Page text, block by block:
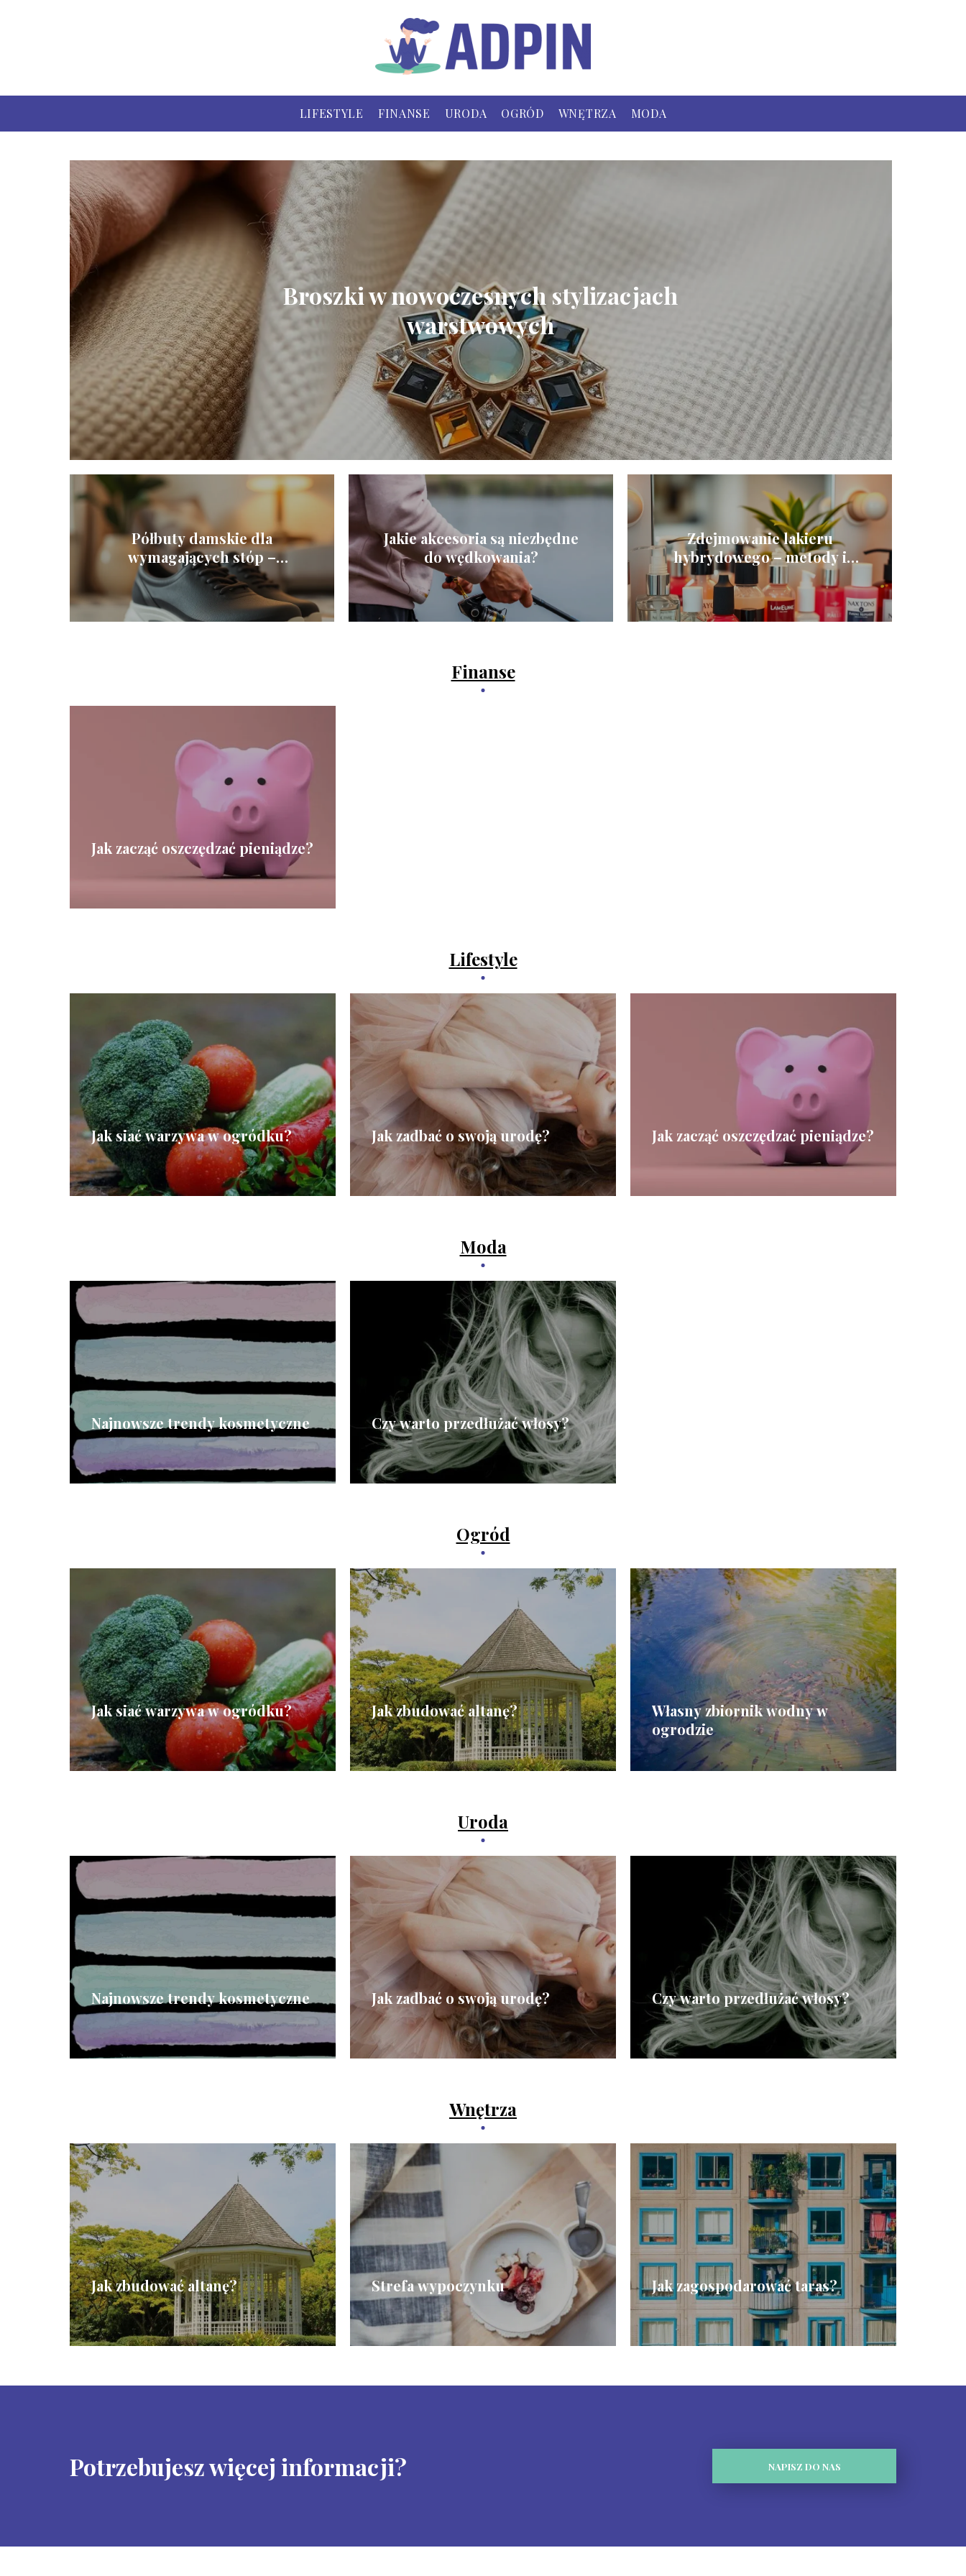
LIFESTYLE FINANSE URODA OGRÓD WNĘTRZA MODA
Broszki w nowoczesnych stylizacjach
warstwowych
Półbuty damskie dla
wymagających stóp –
najlepsze modele z
amortyzacją i wsparciem
łuku
Jakie akcesoria są niezbędne
do wędkowania?
Zdejmowanie lakieru
hybrydowego – metody i
porównanie
Finanse
Jak zacząć oszczędzać pieniądze?
Lifestyle
Jak siać warzywa w ogródku? Jak zadbać o swoją urodę? Jak zacząć oszczędzać pieniądze?
Moda
Najnowsze trendy kosmetyczne Czy warto przedłużać włosy?
Ogród
Jak siać warzywa w ogródku? Jak zbudować altanę?
Własny zbiornik wodny w
ogrodzie
Uroda
Najnowsze trendy kosmetyczne Jak zadbać o swoją urodę? Czy warto przedłużać włosy?
Wnętrza
Jak zbudować altanę? Strefa wypoczynku Jak zagospodarować taras?
Potrzebujesz więcej informacji? NAPISZ DO NAS